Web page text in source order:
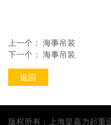
上一个： 海事吊装
下一个： 海事吊装
返回
版权所有：上海皇嘉力起重